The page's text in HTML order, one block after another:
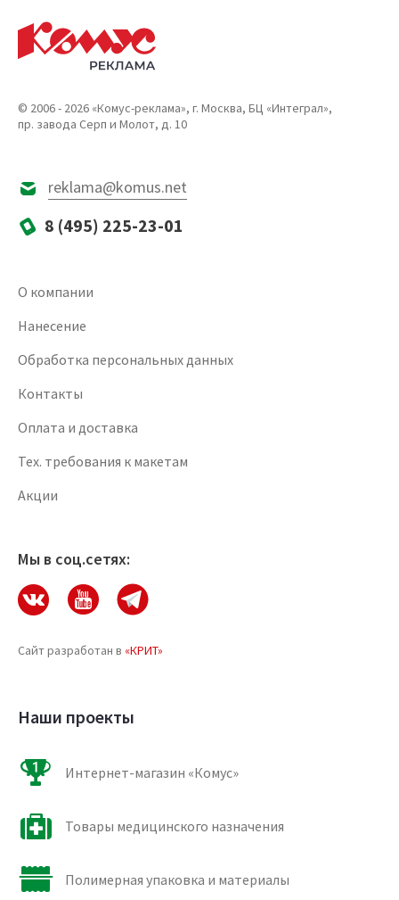
© 2006 - 2026 «Комус-реклама», г. Москва, БЦ «Интеграл»,
пр. завода Серп и Молот, д. 10
reklama@komus.net
8 (495) 225-23-01
О компании
Нанесение
Обработка персональных данных
Контакты
Оплата и доставка
Тех. требования к макетам
Акции
Мы в соц.сетях:
Сайт разработан в «КРИТ»
Наши проекты
Интернет-магазин «Комус»
Товары медицинского назначения
Полимерная упаковка и материалы